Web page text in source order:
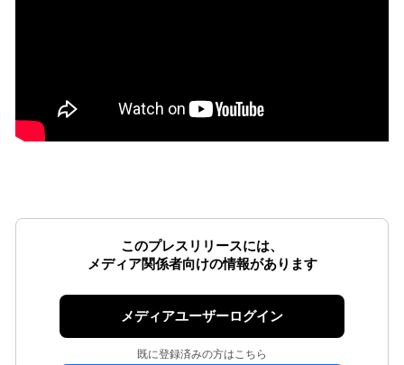
このプレスリリースには、
メディア関係者向けの情報があります
メディアユーザーログイン
既に登録済みの方はこちら